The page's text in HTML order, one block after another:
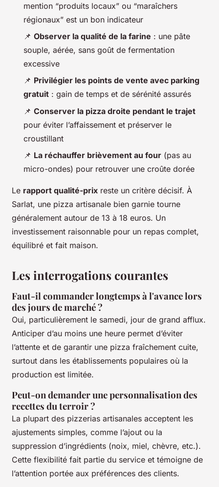
mention “produits locaux” ou “maraîchers
régionaux” est un bon indicateur
📌 Observer la qualité de la farine : une pâte
souple, aérée, sans goût de fermentation
excessive
📌 Privilégier les points de vente avec parking
gratuit : gain de temps et de sérénité assurés
📌 Conserver la pizza droite pendant le trajet
pour éviter l’affaissement et préserver le
croustillant
📌 La réchauffer brièvement au four (pas au
micro-ondes) pour retrouver une croûte dorée
Le rapport qualité-prix reste un critère décisif. À
Sarlat, une pizza artisanale bien garnie tourne
généralement autour de 13 à 18 euros. Un
investissement raisonnable pour un repas complet,
équilibré et fait maison.
Les interrogations courantes
Faut-il commander longtemps à l'avance lors
des jours de marché ?
Oui, particulièrement le samedi, jour de grand afflux.
Anticiper d’au moins une heure permet d’éviter
l’attente et de garantir une pizza fraîchement cuite,
surtout dans les établissements populaires où la
production est limitée.
Peut-on demander une personnalisation des
recettes du terroir ?
La plupart des pizzerias artisanales acceptent les
ajustements simples, comme l’ajout ou la
suppression d’ingrédients (noix, miel, chèvre, etc.).
Cette flexibilité fait partie du service et témoigne de
l’attention portée aux préférences des clients.